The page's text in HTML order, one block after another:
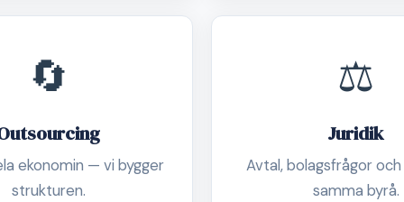
🔄
ekonomin — vi bygger
strukturen.
⚖️
Juridik
Avtal, bolagsfrågor
samma byrå.